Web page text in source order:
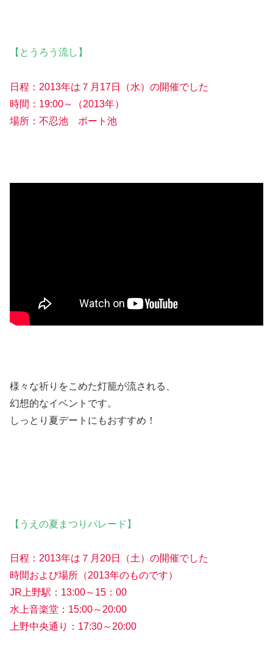
【とうろう流し】
日程：2013年は７月17日（水）の開催でした
時間：19:00～（2013年）
場所：不忍池 ボート池
様々な祈りをこめた灯籠が流される、
幻想的なイベントです。
しっとり夏デートにもおすすめ！
【うえの夏まつりパレード】
日程：2013年は７月20日（土）の開催でした
時間および場所（2013年のものです）
JR上野駅：13:00～15：00
水上音楽堂：15:00～20:00
上野中央通り：17:30～20:00